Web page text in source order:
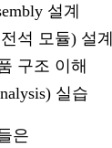
설계
석 모듈) 설계
구조 이해
실습
은